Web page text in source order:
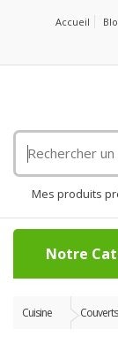
Accueil
Rechercher
un
objet
publicitaire
Mes produits
Notre
Cuisine